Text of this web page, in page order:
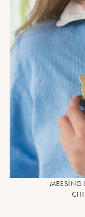
MESSING
CHF